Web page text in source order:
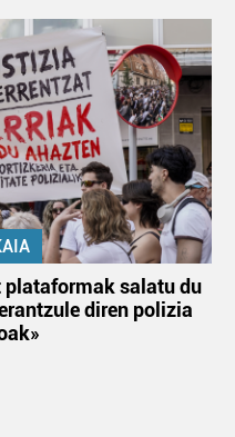
salatu du
diren polizia